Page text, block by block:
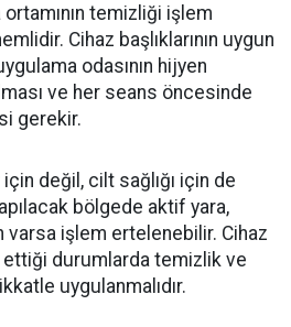
ortamının temizliği işlem
Cihaz başlıklarının uygun
odasının hijyen
ve her seans öncesinde
gerekir.
değil, cilt sağlığı için de
bölgede aktif yara,
işlem ertelenebilir. Cihaz
ettiği durumlarda temizlik ve
uygulanmalıdır.